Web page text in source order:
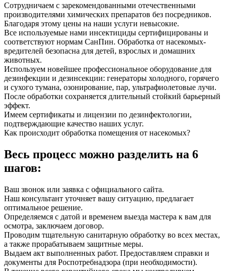
Сотрудничаем с зарекомендованными отечественными
производителями химических препаратов без посредников.
Благодаря этому цены на наши услуги невысокие.
Все используемые нами инсектициды сертифицированы и
соответствуют нормам СанПин. Обработка от насекомых-
вредителей безопасна для детей, взрослых и домашних
животных.
Используем новейшее профессиональное оборудование для
дезинфекции и дезинсекции: генераторы холодного, горячего
и сухого тумана, озонирование, пар, ультрафиолетовые лучи.
После обработки сохраняется длительный стойкий барьерный
эффект.
Имеем сертификаты и лицензии по дезинфектологии,
подтверждающие качество наших услуг.
Как происходит обработка помещения от насекомых?
Весь процесс можно разделить на 6
шагов:
Ваш звонок или заявка с официального сайта.
Наш консультант уточняет вашу ситуацию, предлагает
оптимальное решение.
Определяемся с датой и временем выезда мастера к вам для
осмотра, заключаем договор.
Проводим тщательную санитарную обработку во всех местах,
а также прорабатываем защитные меры.
Выдаем акт выполненных работ. Предоставляем справки и
документы для Роспотребнадзора (при необходимости).